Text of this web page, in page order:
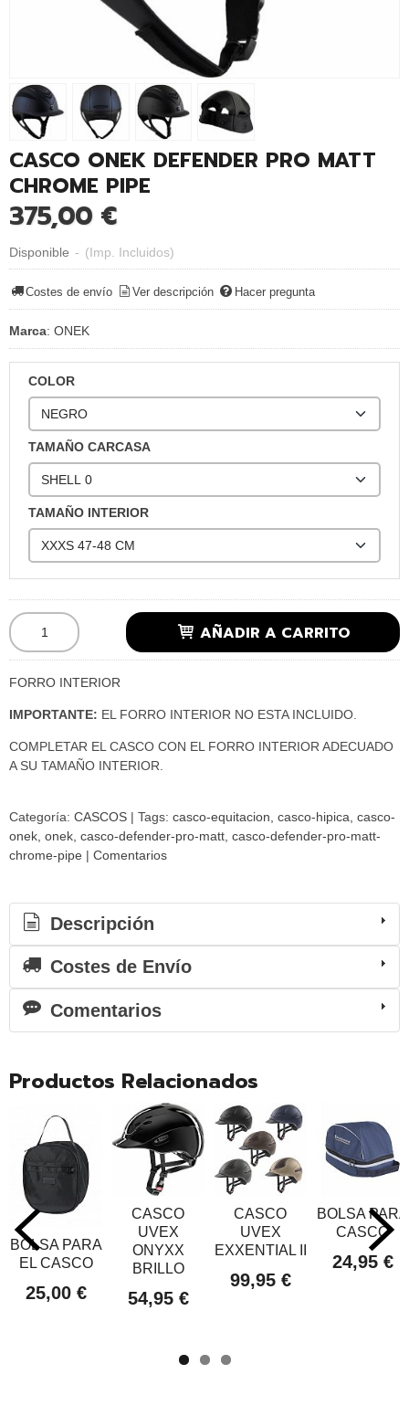
CASCO ONEK DEFENDER PRO MATT
CHROME PIPE
375,00 €
Disponible - (Imp. Incluidos)
Costes de envío Ver descripción Hacer pregunta
Marca: ONEK
COLOR
TAMAÑO CARCASA
TAMAÑO INTERIOR
AÑADIR A CARRITO
FORRO INTERIOR
IMPORTANTE: EL FORRO INTERIOR NO ESTA INCLUIDO.
COMPLETAR EL CASCO CON EL FORRO INTERIOR ADECUADO
A SU TAMAÑO INTERIOR.
Categoría: CASCOS | Tags: casco-equitacion casco-hipica casco-
onek onek casco-defender-pro-matt casco-defender-pro-matt-
chrome-pipe | Comentarios
Descripción
Costes de Envío
Comentarios
Productos Relacionados
BOLSA PARA
EL CASCO
25,00 €
CASCO
UVEX
ONYXX
BRILLO
54,95 €
CASCO
UVEX
EXXENTIAL II
99,95 €
BOLSA PARA
CASCO
24,95 €